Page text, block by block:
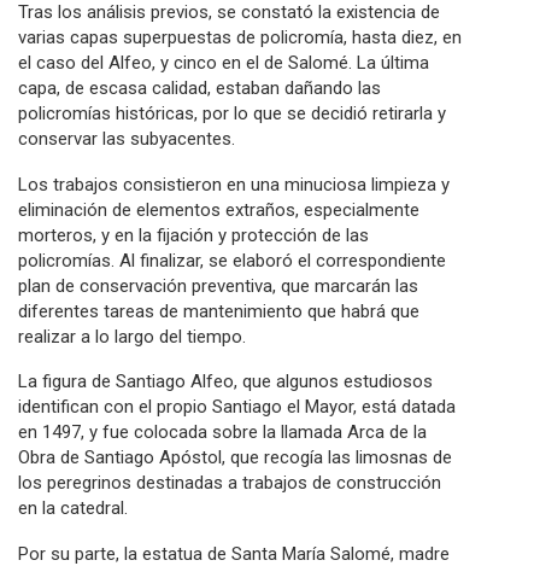
Tras los análisis previos, se constató la existencia de
varias capas superpuestas de policromía, hasta diez, en
el caso del Alfeo, y cinco en el de Salomé. La última
capa, de escasa calidad, estaban dañando las
policromías históricas, por lo que se decidió retirarla y
conservar las subyacentes.
Los trabajos consistieron en una minuciosa limpieza y
eliminación de elementos extraños, especialmente
morteros, y en la fijación y protección de las
policromías. Al finalizar, se elaboró el correspondiente
plan de conservación preventiva, que marcarán las
diferentes tareas de mantenimiento que habrá que
realizar a lo largo del tiempo.
La figura de Santiago Alfeo, que algunos estudiosos
identifican con el propio Santiago el Mayor, está datada
en 1497, y fue colocada sobre la llamada Arca de la
Obra de Santiago Apóstol, que recogía las limosnas de
los peregrinos destinadas a trabajos de construcción
en la catedral.
Por su parte, la estatua de Santa María Salomé, madre